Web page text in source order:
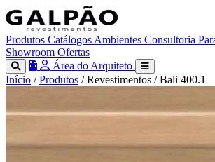
Produtos Catálogos Ambientes Consultoria
Showroom Ofertas
Área do Arquiteto
Início / Produtos / Revestimentos / Bali 400.1